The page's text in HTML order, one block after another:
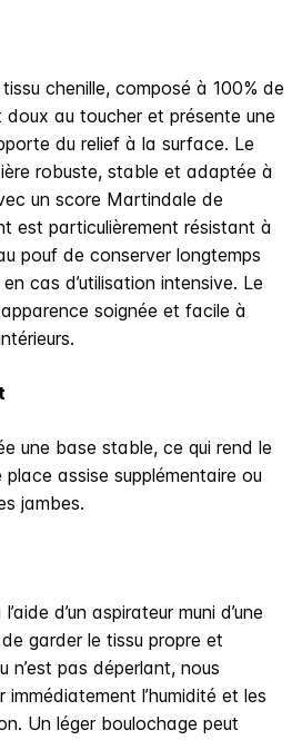
chenille, composé à 100% de
doux au toucher et présente une
du relief à la surface. Le
robuste, stable et adaptée à
un score Martindale de
est particulièrement résistant à
pouf de conserver longtemps
cas d’utilisation intensive. Le
soignée et facile à
une base stable, ce qui rend le
assise supplémentaire ou
jambes.
d’un aspirateur muni d’une
garder le tissu propre et
n’est pas déperlant, nous
immédiatement l’humidité et les
Un léger boulochage peut